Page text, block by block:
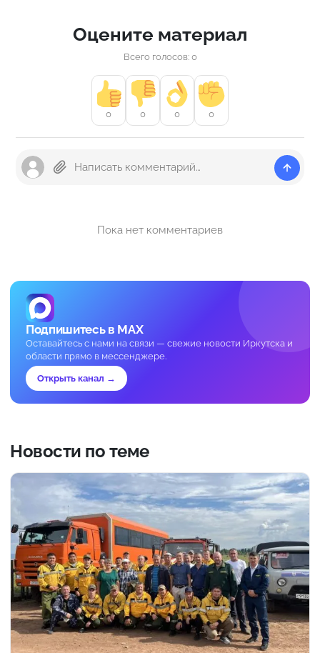
Оцените материал
Всего голосов: 0
0 0 0 0
Пока нет комментариев
Подпишитесь в MAX
Оставайтесь с нами на связи — свежие новости Иркутска и
области прямо в мессенджере.
Открыть канал →
Новости по теме